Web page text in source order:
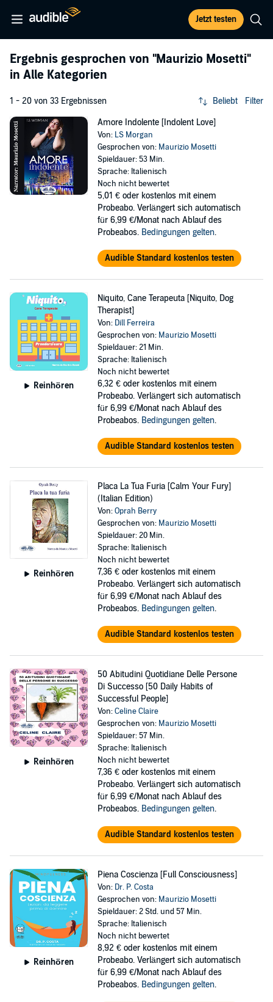
Jetzt testen
Ergebnis gesprochen von "Maurizio Mosetti"
in Alle Kategorien
1 - 20 von 33 Ergebnissen Beliebt Filter
Amore Indolente [Indolent Love]
Von: LS Morgan
Gesprochen von: Maurizio Mosetti
Spieldauer: 53 Min.
Sprache: Italienisch
Noch nicht bewertet
5,01 € oder kostenlos mit einem
Probeabo. Verlängert sich automatisch
für 6,99 €/Monat nach Ablauf des
Probeabos. Bedingungen gelten.
Audible Standard kostenlos testen
Reinhören
Niquito, Cane Terapeuta [Niquito, Dog
Therapist]
Von: Dill Ferreira
Gesprochen von: Maurizio Mosetti
Spieldauer: 21 Min.
Sprache: Italienisch
Noch nicht bewertet
6,32 € oder kostenlos mit einem
Probeabo. Verlängert sich automatisch
für 6,99 €/Monat nach Ablauf des
Probeabos. Bedingungen gelten.
Audible Standard kostenlos testen
Reinhören
Placa La Tua Furia [Calm Your Fury]
(Italian Edition)
Von:Oprah Berry
Gesprochen von: Maurizio Mosetti
Spieldauer: 20 Min.
Sprache: Italienisch
Noch nicht bewertet
7,36 € oder kostenlos mit einem
Probeabo. Verlängert sich automatisch
für 6,99 €/Monat nach Ablauf des
Probeabos. Bedingungen gelten.
Audible Standard kostenlos testen
Reinhören
50 Abitudini Quotidiane Delle Persone
Di Successo [50 Daily Habits of
Successful People]
Von:Celine Claire
Gesprochen von: Maurizio Mosetti
Spieldauer: 57 Min.
Sprache: Italienisch
Noch nicht bewertet
7,36 € oder kostenlos mit einem
Probeabo. Verlängert sich automatisch
für 6,99 €/Monat nach Ablauf des
Probeabos. Bedingungen gelten.
Audible Standard kostenlos testen
Reinhören
Piena Coscienza [Full Consciousness]
Von: Dr. P. Costa
Gesprochen von: Maurizio Mosetti
Spieldauer: 2 Std. und 57 Min.
Sprache: Italienisch
Noch nicht bewertet
8,92 € oder kostenlos mit einem
Probeabo. Verlängert sich automatisch
für 6,99 €/Monat nach Ablauf des
Probeabos. Bedingungen gelten.